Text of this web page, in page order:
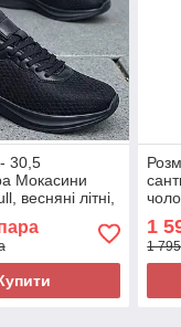
30,5
Мокасини
весняні літні,
легкі і
1
1